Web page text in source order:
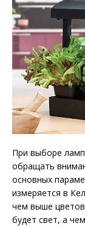
При выборе
обращать
основных
измеряется в
чем выше
будет свет, а